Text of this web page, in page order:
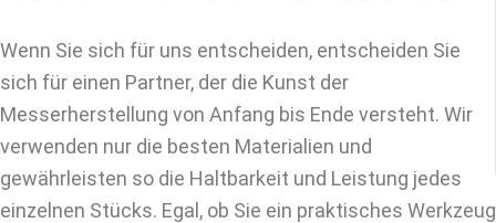
Wenn Sie sich für uns entscheiden, entscheiden Sie
sich für einen Partner, der die Kunst der
Messerherstellung von Anfang bis Ende versteht. Wir
verwenden nur die besten Materialien und
gewährleisten so die Haltbarkeit und Leistung jedes
einzelnen Stücks. Egal, ob Sie ein praktisches Werkzeug